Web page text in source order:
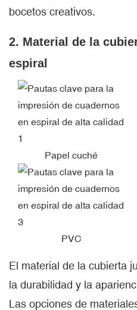
bocetos creativos.
2. Material de la
espiral
Papel cuché
PVC
El material de la cubierta
la durabilidad y la
Las opciones de